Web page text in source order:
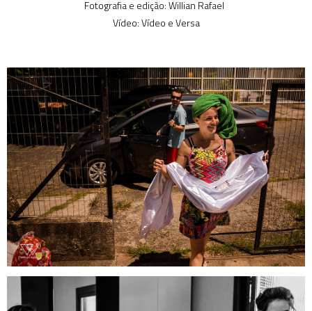
Fotografia e edição: Willian Rafael
Vídeo: Vídeo e Versa